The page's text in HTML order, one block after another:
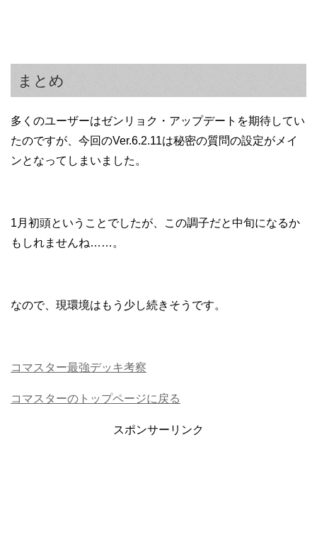
まとめ
多くのユーザーはゼンリョク・アップデートを期待してい
たのですが、今回のVer.6.2.11は秘密の質問の設定がメイ
ンとなってしまいました。
1月初頭ということでしたが、この調子だと中旬になるか
もしれませんね……。
なので、現環境はもう少し続きそうです。
コマスター最強デッキ考察
コマスターのトップページに戻る
スポンサーリンク